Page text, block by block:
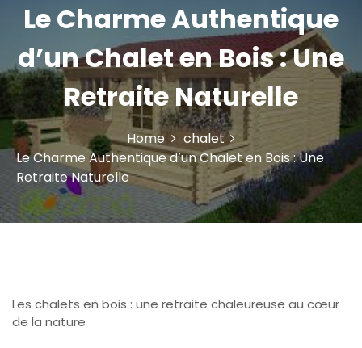
Le Charme Authentique
d’un Chalet en Bois : Une
Retraite Naturelle
Home
chalet
Le Charme Authentique d’un Chalet en Bois : Une
Retraite Naturelle
Les chalets en bois : une retraite chaleureuse au cœur
de la nature